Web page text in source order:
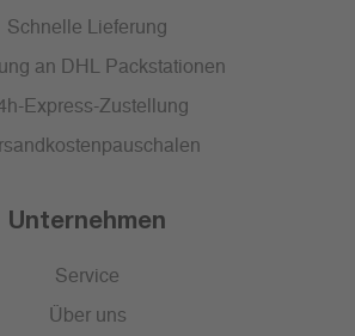
Schnelle Lieferung
an DHL Packstationen
Express-Zustellung
Unternehmen
Service
Über uns